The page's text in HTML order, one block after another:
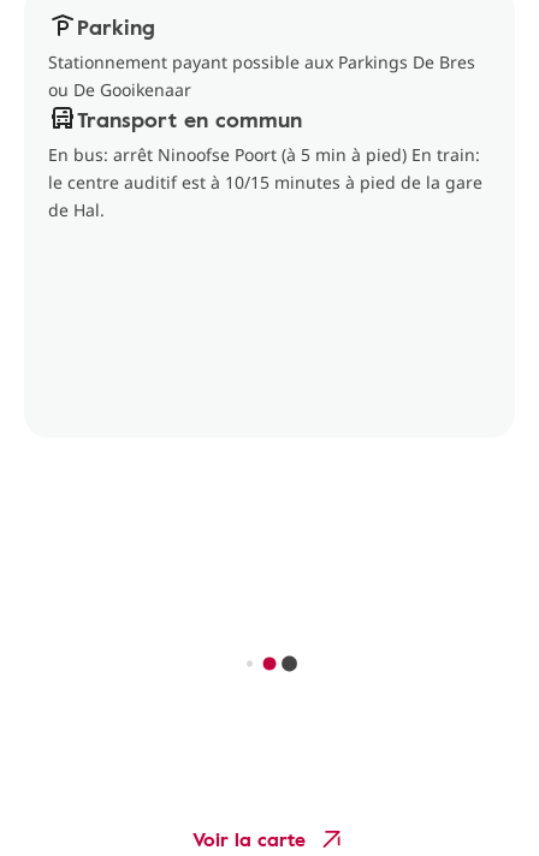
Parking
Stationnement payant possible aux Parkings De Bres
ou De Gooikenaar
Transport en commun
En bus: arrêt Ninoofse Poort (à 5 min à pied) En train:
le centre auditif est à 10/15 minutes à pied de la gare
de Hal.
Voir la carte